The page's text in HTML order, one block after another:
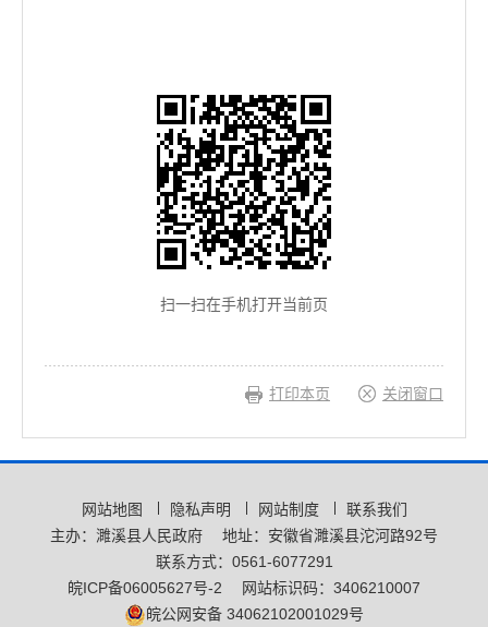
扫一扫在手机打开当前页
打印本页 关闭窗口
网站地图 隐私声明 网站制度
联系我们
主办：濉溪县人民政府
地址：安徽省濉溪县沱河路92号
联系方式：0561-6077291
皖ICP备06005627号-2
网站标识码：3406210007
皖公网安备 34062102001029号